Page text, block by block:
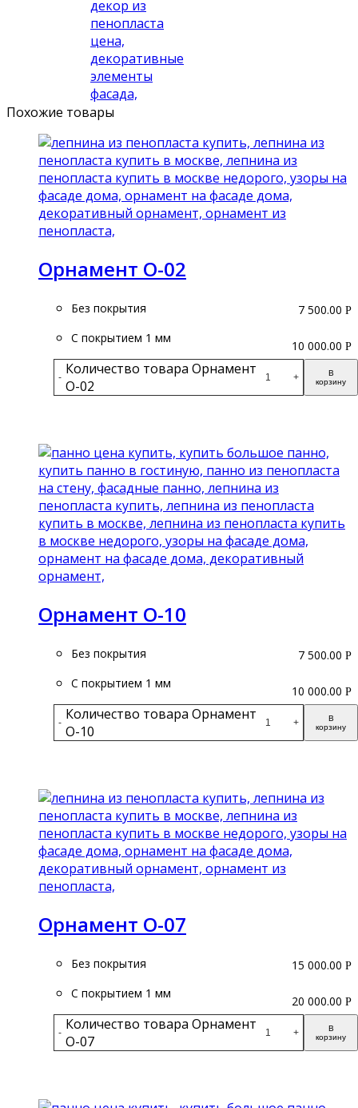
Похожие товары
Орнамент О-02
Без покрытия
С покрытием 1 мм
- Количество товара Орнамент
О-02
+
В
корзину
7 500.00 Р
10 000.00 Р
Орнамент О-10
Без покрытия
С покрытием 1 мм
- Количество товара Орнамент
О-10
+
В
корзину
7 500.00 Р
10 000.00 Р
Орнамент О-07
Без покрытия
С покрытием 1 мм
- Количество товара Орнамент
О-07
+
В
корзину
15 000.00 Р
20 000.00 Р